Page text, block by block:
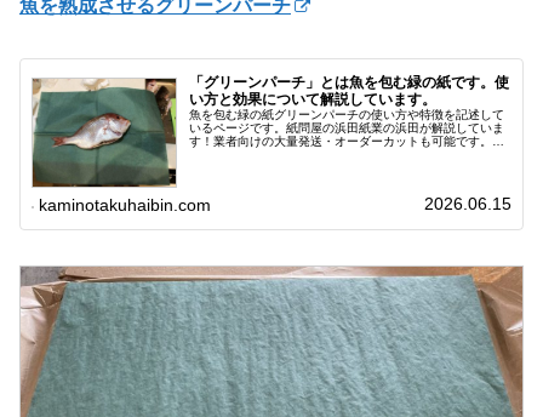
魚を熟成させるグリーンパーチ
「グリーンパーチ」とは魚を包む緑の紙です。使
い方と効果について解説しています。
魚を包む緑の紙グリーンパーチの使い方や特徴を記述して
いるページです。紙問屋の浜田紙業の浜田が解説していま
す！業者向けの大量発送・オーダーカットも可能です。パ
kaminotakuhaibin.com 2026.06.15